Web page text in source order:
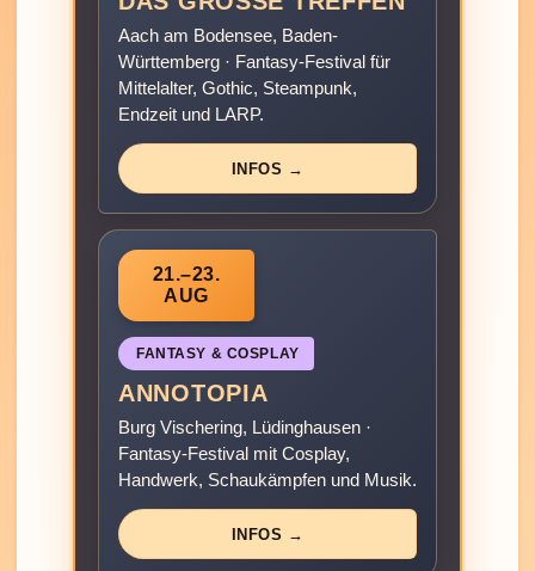
Aach am Bodensee, Baden-
Württemberg · Fantasy-Festival für
Mittelalter, Gothic, Steampunk,
Endzeit und LARP.
INFOS →
21.–23.
AUG
FANTASY & COSPLAY
ANNOTOPIA
Burg Vischering, Lüdinghausen ·
Fantasy-Festival mit Cosplay,
Handwerk, Schaukämpfen und Musik.
INFOS →